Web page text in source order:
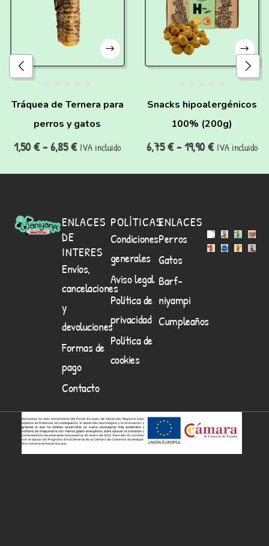
Tráquea de Ternera para
perros y gatos
1,50€-6,85€ IVA incluido
Snacks hipoalergénicos
100% (200g)
6,75€ - 19,90€ IVA incluido
ENLACES
DE
INTERES
Envíos,
cancelaciones
y
devoluciones
Formas de
pago
Contacto
POLÍTICAS
Condiciones
generales
Aviso legal
Política de
privacidad
Política de
cookies
ENLACES
Perros
Gatos
Barf-
niyampi
Cumpleaños